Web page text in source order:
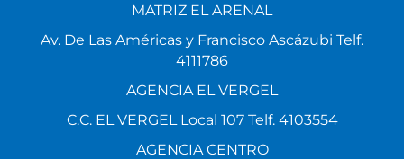
MATRIZ EL ARENAL
Av. De Las Américas y Francisco Ascázubi Telf.
4111786
AGENCIA EL VERGEL
C.C. EL VERGEL Local 107 Telf. 4103554
AGENCIA CENTRO